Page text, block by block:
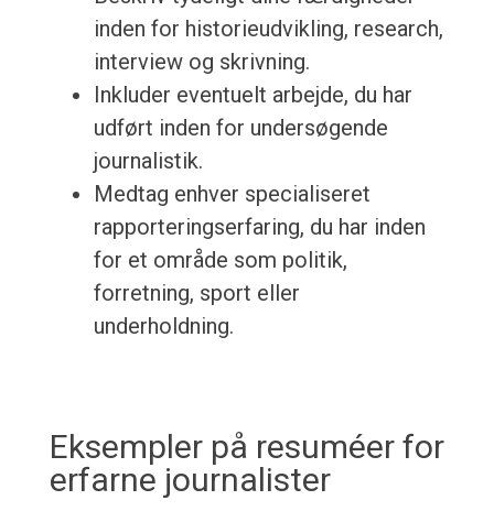
inden for historieudvikling, research,
interview og skrivning.
Inkluder eventuelt arbejde, du har
udført inden for undersøgende
journalistik.
Medtag enhver specialiseret
rapporteringserfaring, du har inden
for et område som politik,
forretning, sport eller
underholdning.
Eksempler på resuméer for
erfarne journalister